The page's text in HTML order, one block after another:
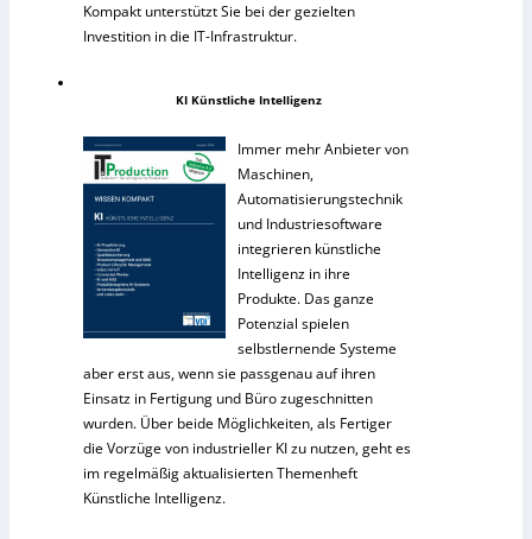
Kompakt unterstützt Sie bei der gezielten
Investition in die IT-Infrastruktur.
KI Künstliche Intelligenz
Immer mehr Anbieter von
Maschinen,
Automatisierungstechnik
und Industriesoftware
integrieren künstliche
Intelligenz in ihre
Produkte. Das ganze
Potenzial spielen
selbstlernende Systeme
aber erst aus, wenn sie passgenau auf ihren
Einsatz in Fertigung und Büro zugeschnitten
wurden. Über beide Möglichkeiten, als Fertiger
die Vorzüge von industrieller KI zu nutzen, geht es
im regelmäßig aktualisierten Themenheft
Künstliche Intelligenz.